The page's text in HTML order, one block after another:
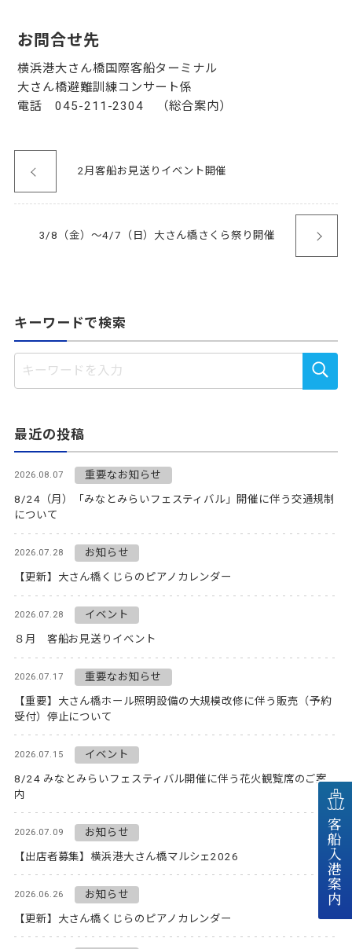
お問合せ先
横浜港大さん橋国際客船ターミナル
大さん橋避難訓練コンサート係
電話 045-211-2304 （総合案内）
2月客船お見送りイベント開催
3/8（金）～4/7（日）大さん橋さくら祭り開催
キーワードで検索
最近の投稿
2026.08.07 重要なお知らせ
8/24（月）「みなとみらいフェスティバル」開催に伴う交通規制
について
2026.07.28 お知らせ
【更新】大さん橋くじらのピアノカレンダー
2026.07.28 イベント
８月 客船お見送りイベント
2026.07.17 重要なお知らせ
【重要】大さん橋ホール照明設備の大規模改修に伴う販売（予約
受付）停止について
2026.07.15 イベント
8/24 みなとみらいフェスティバル開催に伴う花火観覧席のご案
内
2026.07.09 お知らせ
【出店者募集】横浜港大さん橋マルシェ2026
2026.06.26 お知らせ
【更新】大さん橋くじらのピアノカレンダー
客船入港案内